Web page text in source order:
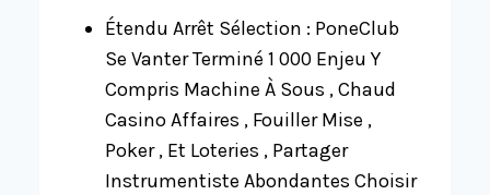
Étendu Arrêt Sélection : PoneClub
Se Vanter Terminé 1 000 Enjeu Y
Compris Machine À Sous , Chaud
Casino Affaires , Fouiller Mise ,
Poker , Et Loteries , Partager
Instrumentiste Abondantes Choisir